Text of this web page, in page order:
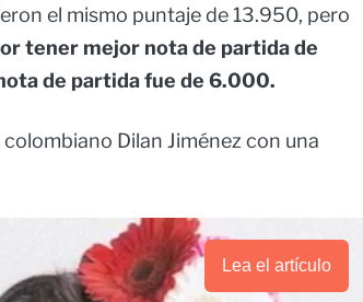
el mismo puntaje de 13.950, pero
tener mejor nota de partida de
de partida fue de 6.000.
Dilan Jiménez con una
Lea el artículo